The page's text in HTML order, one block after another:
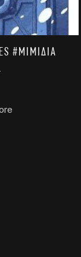
#μιμιδια